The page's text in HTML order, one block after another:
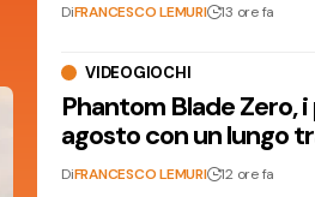
DiFRANCESCO LEMURI 13 ore fa
VIDEOGIOCHI
Phantom Blade Zero, i
agosto con un lungo
DiFRANCESCO LEMURI 12 ore fa